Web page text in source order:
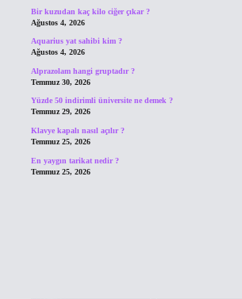
Bir kuzudan kaç kilo ciğer çıkar ?
Ağustos 4, 2026
Aquarius yat sahibi kim ?
Ağustos 4, 2026
Alprazolam hangi gruptadır ?
Temmuz 30, 2026
Yüzde 50 indirimli üniversite ne demek ?
Temmuz 29, 2026
Klavye kapalı nasıl açılır ?
Temmuz 25, 2026
En yaygın tarikat nedir ?
Temmuz 25, 2026